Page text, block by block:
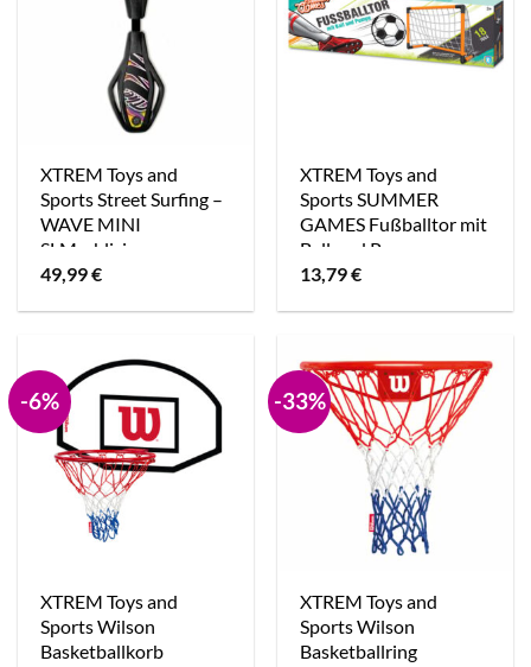
XTREM Toys and
Sports Street Surfing –
WAVE MINI
SLMarblicious
49,99€
XTREM Toys and
Sports SUMMER
GAMES Fußballtor mit
Ball und Pumpe
13,79€
-6%
XTREM Toys and
Sports Wilson
Basketballkorb
-33%
XTREM Toys and
Sports Wilson
Basketballring